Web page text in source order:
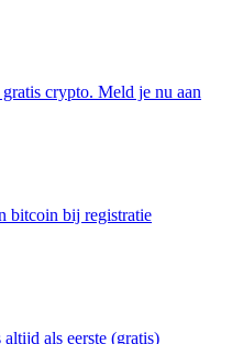
crypto. Meld je nu aan
bitcoin bij registratie
als eerste (gratis)